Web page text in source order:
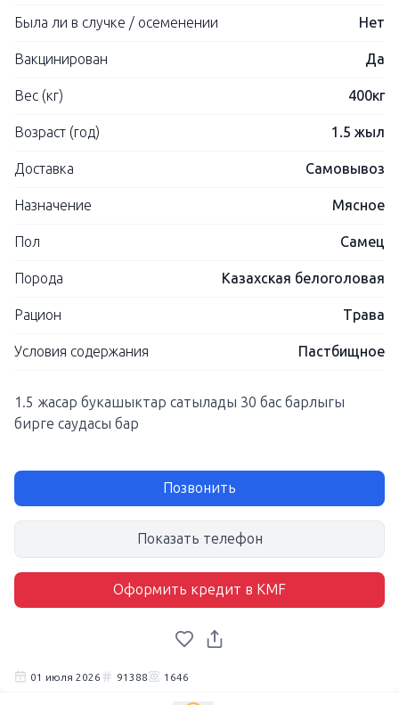
Была ли в случке / осеменении Нет
Вакцинирован Да
Вес (кг) 400кг
Возраст (год) 1.5 жыл
Доставка Самовывоз
Назначение Мясное
Пол Самец
Порода Казахская белоголовая
Рацион Трава
Условия содержания Пастбищное
1.5 жасар букашыктар сатылады 30 бас барлыгы
бирге саудасы бар
Позвонить
Показать телефон
Оформить кредит в KMF
01 июля 2026 91388 1646